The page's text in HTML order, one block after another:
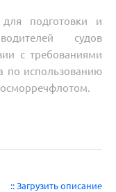
подготовки и
судов
с требованиями
по использованию
:: Загрузить описание